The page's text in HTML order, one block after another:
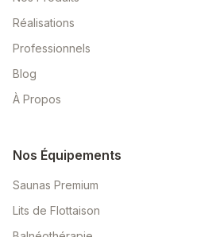
Réalisations
Professionnels
Blog
À Propos
Nos Équipements
Saunas Premium
Lits de Flottaison